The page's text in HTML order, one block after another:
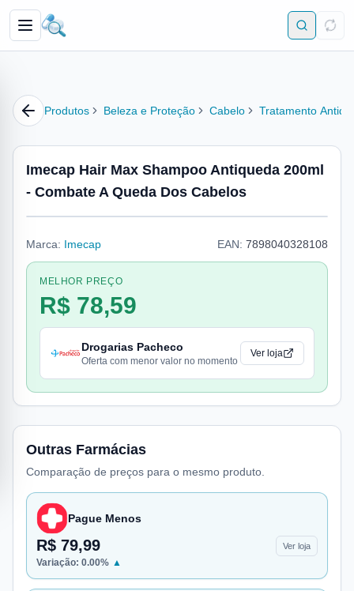
Produtos Beleza e Proteção Cabelo Tratamento
Imecap Hair Max Shampoo Antiqueda 200ml
- Combate A Queda Dos Cabelos
Marca: Imecap EAN: 7898040328108
MELHOR PREÇO
R$ 78,59
Drogarias Pacheco
Oferta com menor valor no momento
Ver loja
Outras Farmácias
Comparação de preços para o mesmo produto.
Pague Menos
R$ 79,99 Ver loja
Variação: 0.00% ▲